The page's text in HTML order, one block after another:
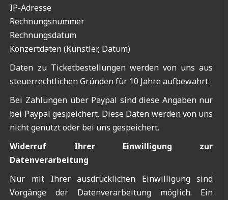
IP-Adresse
Rechnungsnummer
Rechnungsdatum
Konzertdaten (Künstler, Datum)
Daten zu Ticketbestellungen werden von uns aus
steuerrechtlichen Gründen für 10 Jahre aufbewahrt.
Bei Zahlungen über Paypal sind diese Angaben nur
bei Paypal gespeichert. Diese Daten werden von uns
nicht genutzt oder bei uns gespeichert.
Widerruf Ihrer Einwilligung zur
Datenverarbeitung
Nur mit Ihrer ausdrücklichen Einwilligung sind
Vorgänge der Datenverarbeitung möglich. Ein